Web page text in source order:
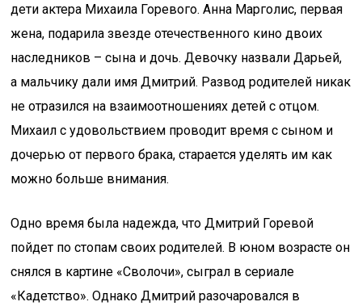
дети актера Михаила Горевого. Анна Марголис, первая
жена, подарила звезде отечественного кино двоих
наследников – сына и дочь. Девочку назвали Дарьей,
а мальчику дали имя Дмитрий. Развод родителей никак
не отразился на взаимоотношениях детей с отцом.
Михаил с удовольствием проводит время с сыном и
дочерью от первого брака, старается уделять им как
можно больше внимания.
Одно время была надежда, что Дмитрий Горевой
пойдет по стопам своих родителей. В юном возрасте он
снялся в картине «Сволочи», сыграл в сериале
«Кадетство». Однако Дмитрий разочаровался в